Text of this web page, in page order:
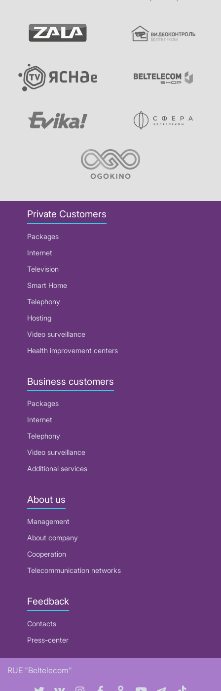
Private Customers
Packages
Internet
Television
Smart Home
Telephony
Hosting
Video surveillance
Health improvement centers
Business customers
Packages
Internet
Telephony
Video surveillance
Additional services
About us
Management
About company
Cooperation
Telecommunication networks
Feedback
Contacts
Press-center
RUE "Beltelecom"